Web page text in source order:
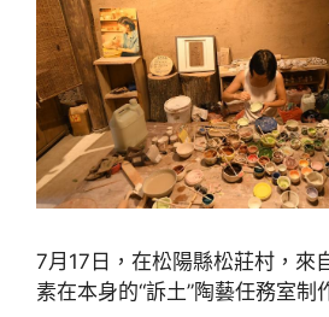
7月17日，在松陽縣松莊村，來
素在本身的“訴土”陶藝任務室制